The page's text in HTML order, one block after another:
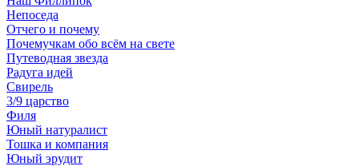
Непоседа
Отчего и почему
Почемучкам обо всём на свете
Путеводная звезда
Радуга идей
Свирель
3/9 царство
Филя
Юный натуралист
Тошка и компания
Юный эрудит